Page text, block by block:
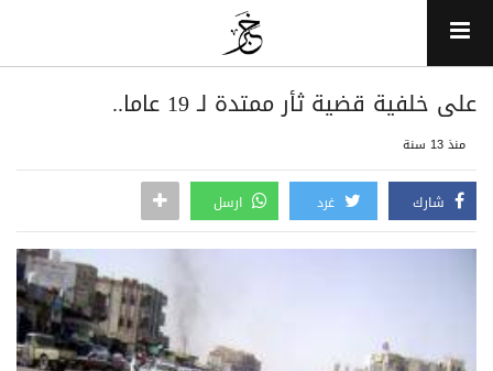
على خلفية قضية ثأر ممتدة لـ 19 عاما..
منذ 13 سنة
شارك غرد ارسل